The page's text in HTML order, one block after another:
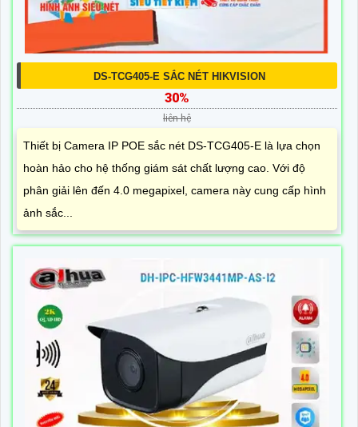
DS-TCG405-E SẮC NÉT HIKVISION
30%
liên hệ
Thiết bị Camera IP POE sắc nét DS-TCG405-E là lựa chọn
hoàn hảo cho hệ thống giám sát chất lượng cao. Với độ
phân giải lên đến 4.0 megapixel, camera này cung cấp hình
ảnh sắc...